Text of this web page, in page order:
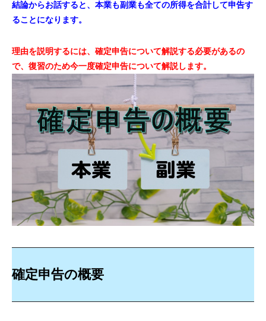
結論からお話すると、本業も副業も全ての所得を合計して申告す
ることになります。
理由を説明するには、確定申告について解説する必要があるの
で、復習のため今一度確定申告について解説します。
確定申告の概要